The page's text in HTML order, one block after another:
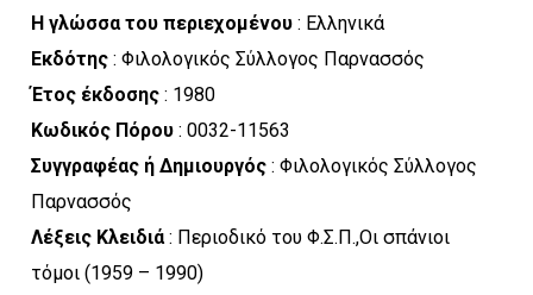
Η γλώσσα του περιεχομένου: Ελληνικά
Εκδότης: Φιλολογικός Σύλλογος Παρνασσός
Έτος έκδοσης: 1980
Κωδικός Πόρου: 0032-11563
Συγγραφέας ή Δημιουργός: Φιλολογικός Σύλλογος
Παρνασσός
Λέξεις Κλειδιά: Περιοδικό του Φ.Σ.Π.,Οι σπάνιοι
τόμοι (1959 – 1990)